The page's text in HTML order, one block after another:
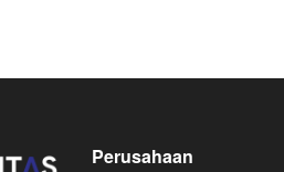
Perusahaan